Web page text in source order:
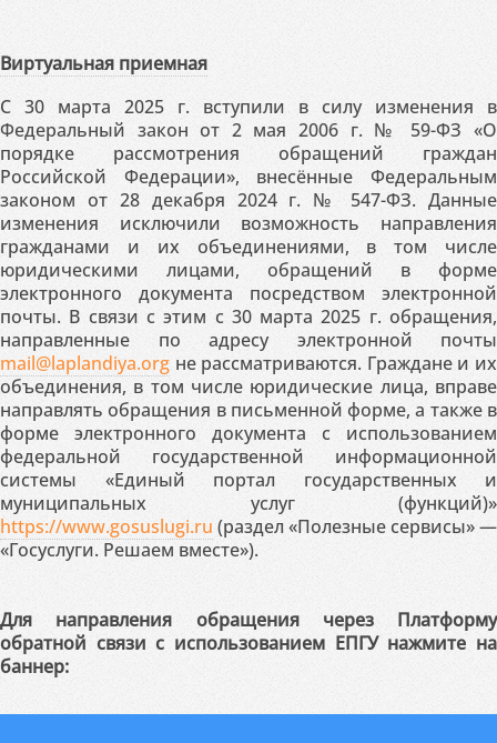
Виртуальная приемная
С 30 марта 2025 г. вступили в силу изменения в
Федеральный закон от 2 мая 2006 г. № 59-ФЗ «О
порядке рассмотрения обращений граждан
Российской Федерации», внесённые Федеральным
законом от 28 декабря 2024 г. № 547-ФЗ. Данные
изменения исключили возможность направления
гражданами и их объединениями, в том числе
юридическими лицами, обращений в форме
электронного документа посредством электронной
почты. В связи с этим с 30 марта 2025 г. обращения,
направленные по адресу электронной почты
mail@laplandiya.org не рассматриваются. Граждане и их
объединения, в том числе юридические лица, вправе
направлять обращения в письменной форме, а также в
форме электронного документа с использованием
федеральной государственной информационной
системы «Единый портал государственных и
муниципальных услуг (функций)»
https://www.gosuslugi.ru (раздел «Полезные сервисы» —
«Госуслуги. Решаем вместе»).
Для направления обращения через Платформу
обратной связи с использованием ЕПГУ нажмите на
баннер: